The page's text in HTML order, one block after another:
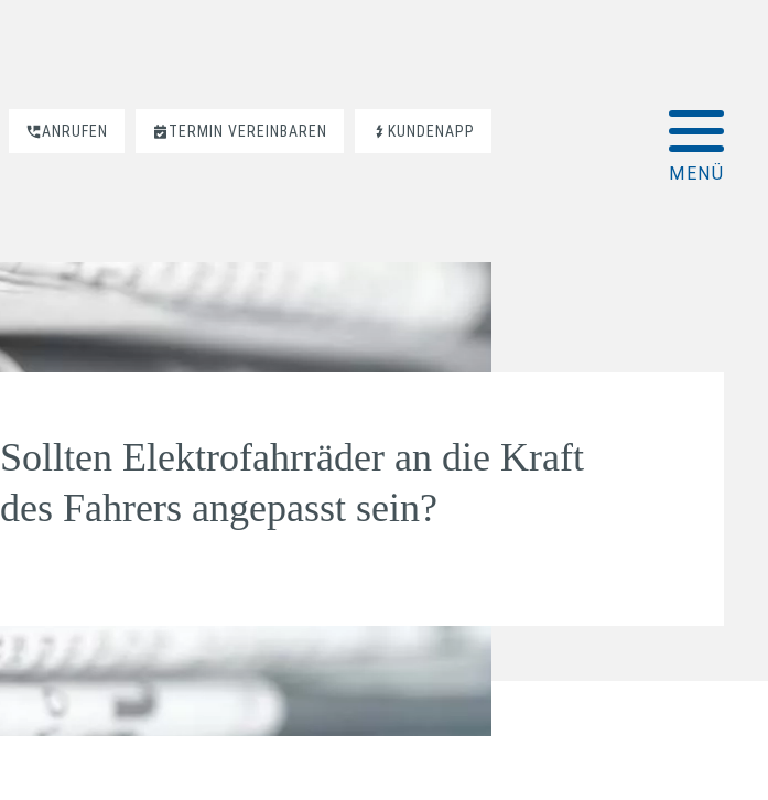
ANRUFEN TERMIN VEREINBAREN KUNDENAPP
Sollten Elektrofahrräder an die Kraft
des Fahrers angepasst sein?